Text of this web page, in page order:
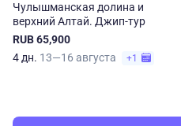
Чулышманская долина и
верхний Алтай. Джип-тур
RUB 65,900
4 дн. 13—16 августа +1